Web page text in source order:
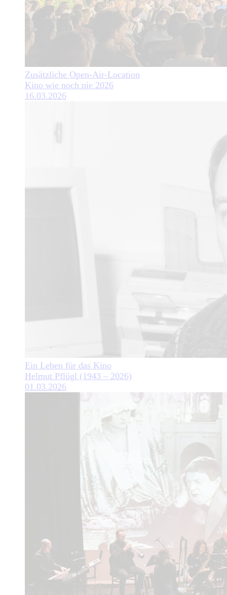
Zusätzliche Open-Air-Location
Kino wie noch nie 2026
16.03.2026
Ein Leben für das Kino
Helmut Pflügl (1943 – 2026)
01.03.2026